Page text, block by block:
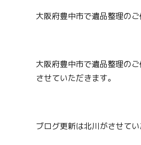
大阪府豊中市で遺品整理の
大阪府豊中市で遺品整理の
させていただきます。
ブログ更新は北川がさせてい